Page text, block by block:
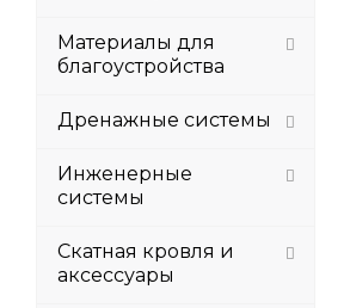
Материалы для
благоустройства
Дренажные системы
Инженерные
системы
Скатная кровля и
аксессуары